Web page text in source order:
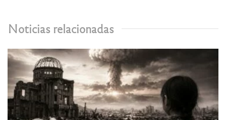
Noticias relacionadas